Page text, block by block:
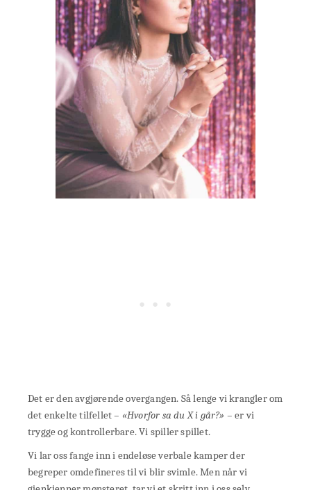
Det er den avgjørende overgangen. Så lenge vi krangler om
det enkelte tilfellet– «Hvorfor sa du X i går?» – er vi
trygge og kontrollerbare. Vi spiller spillet.
Vi lar oss fange inn i endeløse verbale kamper der
begreper omdefineres til vi blir svimle. Men når vi